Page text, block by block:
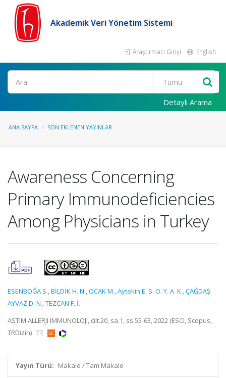
Akademik Veri Yönetim Sistemi
Araştırmacı Girişi English
Ara
Detaylı Arama
ANA SAYFA SON EKLENEN YAYINLAR
Awareness Concerning
Primary Immunodeficiencies
Among Physicians in Turkey
ESENBOĞA S.,BİLDİK H. N.,OCAK M.,Aytekin E. S. O. Y. A. K.,ÇAĞDAŞ
AYVAZ D. N.,TEZCAN F. İ.
ASTIM ALLERJI IMMUNOLOJI, cilt.20, sa.1, ss.55-63, 2022 (ESCI, Scopus,
TRDizin)
Yayın Türü: Makale / Tam Makale